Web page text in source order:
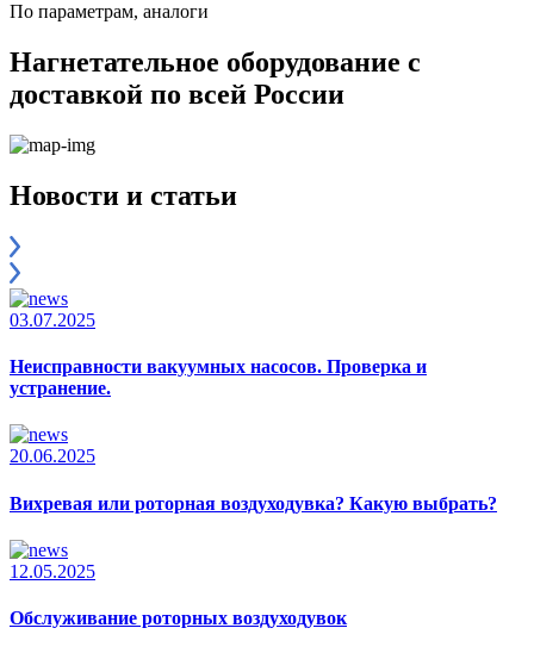
По параметрам, аналоги
Нагнетательное оборудование с
доставкой по всей России
Новости и статьи
03.07.2025
Неисправности вакуумных насосов. Проверка и
устранение.
20.06.2025
Вихревая или роторная воздуходувка? Какую выбрать?
12.05.2025
Обслуживание роторных воздуходувок